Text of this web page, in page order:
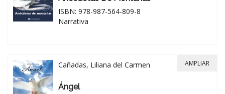
ISBN: 978-987-564-809-8
Narrativa
Cañadas, Liliana del Carmen
Ángel
AMPLIAR